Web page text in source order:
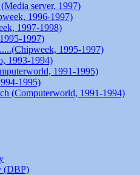
server, 1997)
1996-1997)
1997-1998)
1997)
1995-1997)
1993-1994)
1991-1995)
1995)
(Computerworld, 1991-1994)
(DBP)